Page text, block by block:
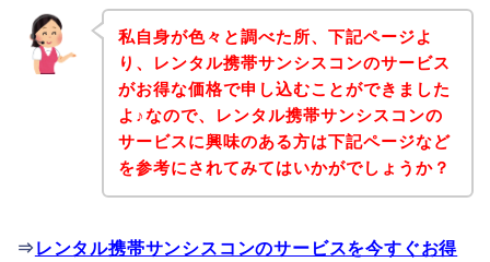
私自身が色々と調べた所、下記ページよ
り、レンタル携帯サンシスコンのサービス
がお得な価格で申し込むことができました
よ♪なので、レンタル携帯サンシスコンの
サービスに興味のある方は下記ページなど
を参考にされてみてはいかがでしょうか？
⇒ レンタル携帯サンシスコンのサービスを今すぐお得